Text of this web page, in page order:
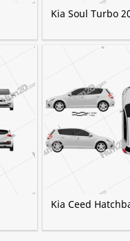
Kia Soul Turbo
Kia Ceed